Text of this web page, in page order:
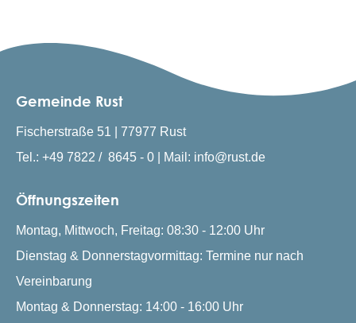
Gemeinde Rust
Fischerstraße 51 | 77977 Rust
Tel.: +49 7822 / 8645 - 0 | Mail: info@rust.de
Öffnungszeiten
Montag, Mittwoch, Freitag: 08:30 - 12:00 Uhr
Dienstag & Donnerstagvormittag: Termine nur nach
Vereinbarung
Montag & Donnerstag: 14:00 - 16:00 Uhr